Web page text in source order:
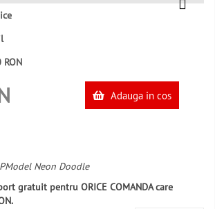
Adauga in cos
Neon Doodle
gratuit pentru ORICE COMANDA care